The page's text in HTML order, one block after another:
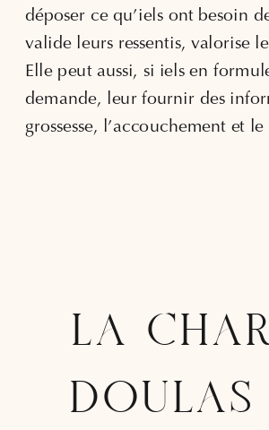
déposer ce qu’iels ont besoin
valide leurs ressentis, valorise
Elle peut aussi, si iels en
demande, leur fournir des
grossesse, l’accouchement et
LA
DOULAS